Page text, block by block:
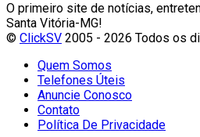
O primeiro site de notícias,
Santa Vitória-MG!
© ClickSV 2005 - 2026 Todos os
Quem Somos
Telefones Úteis
Anuncie Conosco
Contato
Política De Privacidade